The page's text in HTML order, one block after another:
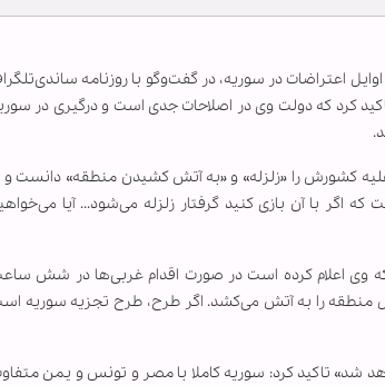
اعتراضات در سوریه، در گفت‌وگو با روزنامه
کرد که دولت وی در اصلاحات جدی است و درگیری در
کشورش را «زلزله» و «به آتش کشیدن منطقه» دانست و
اگر با آن بازی کنید گرفتار زلزله می‌شود... آیا
وی اعلام کرده است در صورت اقدام غربی‌ها در شش
را به آتش می‌کشد. اگر طرح، طرح تجزیه سوریه
شد» تاکید کرد: سوریه کاملا با مصر و تونس و یمن